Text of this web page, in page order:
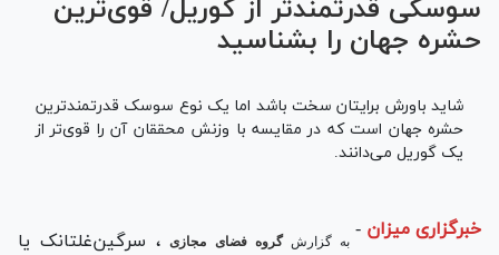
سوسکی قدرتمند‌تر از گوریل/ قوی‌ترین
حشره جهان را بشناسید
شاید باورش برایتان سخت باشد اما یک نوع سوسک قدرتمند‌ترین
حشره جهان است که در مقایسه با وزنش محققان آن را قوی‌تر از
یک گوریل می‌دانند.
خبرگزاری میزان - به گزارشگروه فضای مجازی
، سرگین‌غلتانک یا